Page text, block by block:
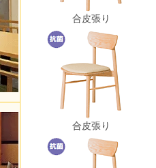
合皮張り
合皮張り